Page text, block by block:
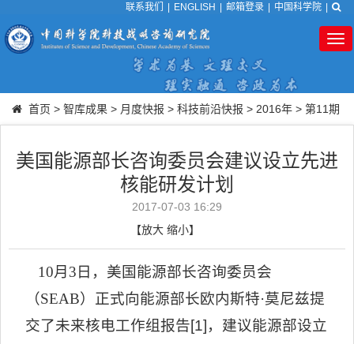
联系我们 ENGLISH 邮箱登录 中国科学院
首页 > 智库成果 > 月度快报 > 科技前沿快报 > 2016年 > 第11期
美国能源部长咨询委员会建议设立先进
核能研发计划
2017-07-03 16:29
【放大 缩小】
10月 3 日，美国能源部长咨询委员会
（SEAB）正式向能源部长欧内斯特·莫尼兹提
交了未来核电工作组报告[1] ，建议能源部设立